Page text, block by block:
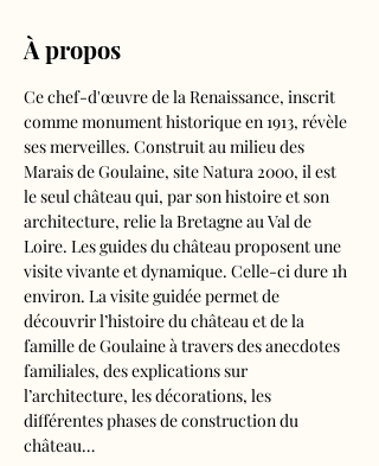
À propos
Ce chef-d'œuvre de la Renaissance, inscrit
comme monument historique en 1913, révèle
ses merveilles. Construit au milieu des
Marais de Goulaine, site Natura 2000, il est
le seul château qui, par son histoire et son
architecture, relie la Bretagne au Val de
Loire. Les guides du château proposent une
visite vivante et dynamique. Celle-ci dure 1h
environ. La visite guidée permet de
découvrir l’histoire du château et de la
famille de Goulaine à travers des anecdotes
familiales, des explications sur
l’architecture, les décorations, les
différentes phases de construction du
château…